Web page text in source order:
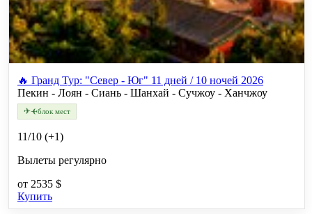
🔥 Гранд Тур: "Север - Юг" 11 дней / 10 ночей 2026
Пекин - Лоян - Сиань - Шанхай - Сучжоу - Ханчжоу
✈✈блок мест
11/10 (+1)
Вылеты регулярно
от 2535 $
Купить